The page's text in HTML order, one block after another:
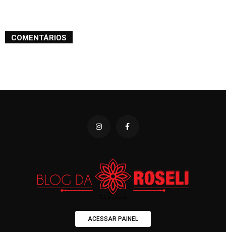
COMENTÁRIOS
ACESSAR PAINEL